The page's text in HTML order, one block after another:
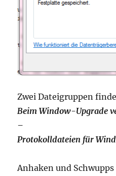
Zwei Dateigruppen
Beim Window-Upgrade
–
Protokolldateien für
Anhaken und